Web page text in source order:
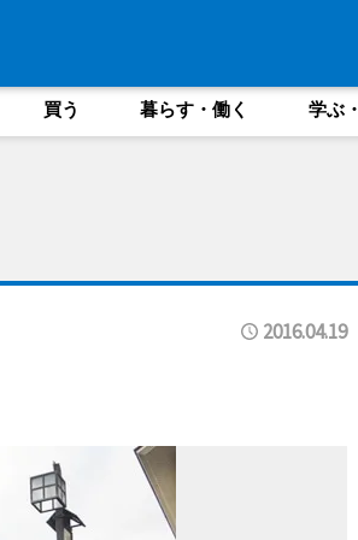
買う 暮らす・働く 学ぶ
2016.04.19